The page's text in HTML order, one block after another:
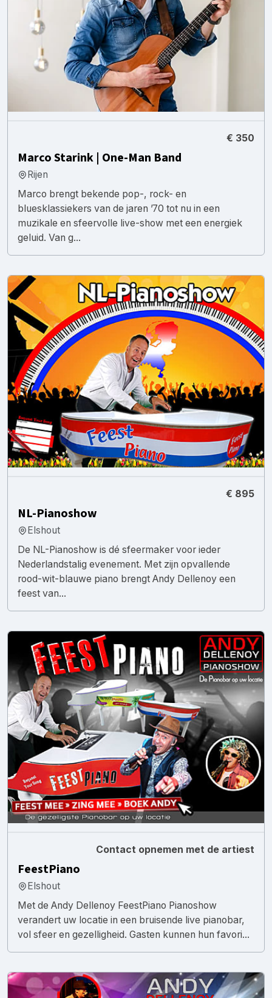
€ 350
Marco Starink | One-Man Band
Rijen
Marco brengt bekende pop-, rock- en
bluesklassiekers van de jaren ’70 tot nu in een
muzikale en sfeervolle live-show met een energiek
geluid. Van g...
€ 895
NL-Pianoshow
Elshout
De NL-Pianoshow is dé sfeermaker voor ieder
Nederlandstalig evenement. Met zijn opvallende
rood-wit-blauwe piano brengt Andy Dellenoy een
feest van...
Contact opnemen met de artiest
FeestPiano
Elshout
Met de Andy Dellenoy FeestPiano Pianoshow
verandert uw locatie in een bruisende live pianobar,
vol sfeer en gezelligheid. Gasten kunnen hun favori...